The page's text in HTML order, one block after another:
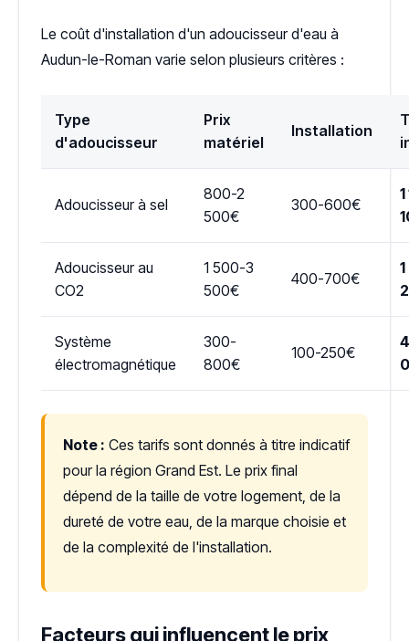
Le coût d'installation d'un adoucisseur d'eau à
Audun-le-Roman varie selon plusieurs critères :
Type
d'adoucisseur
Prix
matériel
Installation
Adoucisseur à sel
800-2
500€
300-600€
Adoucisseur au
CO2
1 500-3
500€
400-700€
Système
électromagnétique
300-
800€
100-250€
Note : Ces tarifs sont donnés à titre indicatif
pour la région Grand Est. Le prix final
dépend de la taille de votre logement, de la
dureté de votre eau, de la marque choisie et
de la complexité de l'installation.
Facteurs qui influencent le prix